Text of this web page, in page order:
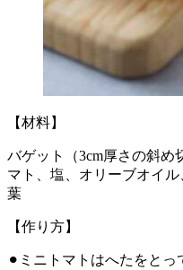
【材料】
バゲット（3cm厚さの斜め
マト、塩、オリーブオイ
葉
【作り方】
⚫︎ミニトマトはへたをと